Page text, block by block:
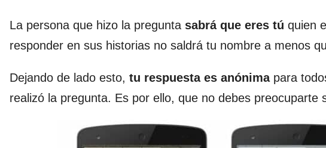
La persona que hizo la pregunta sabrá que eres tú quien
responder en sus historias no saldrá tu nombre a menos
Dejando de lado esto, tu respuesta es anónimapara
realizó la pregunta. Es por ello, que no debes